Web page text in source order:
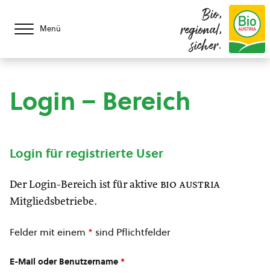
Menü
Bio,
regional,
sicher.
Login – Bereich
Login für registrierte User
Der Login-Bereich ist für aktive bio austria
Mitgliedsbetriebe.
Felder mit einem * sind Pflichtfelder
E-Mail oder Benutzername *